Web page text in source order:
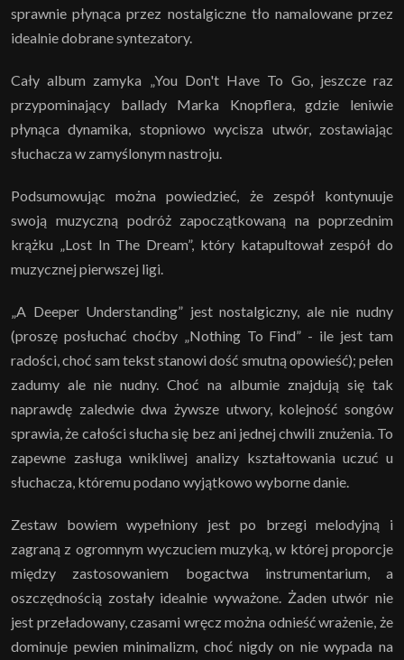
sprawnie płynąca przez nostalgiczne tło namalowane przez
idealnie dobrane syntezatory.
Cały album zamyka „You Don't Have To Go, jeszcze raz
przypominający ballady Marka Knopflera, gdzie leniwie
płynąca dynamika, stopniowo wycisza utwór, zostawiając
słuchacza w zamyślonym nastroju.
Podsumowując można powiedzieć, że zespół kontynuuje
swoją muzyczną podróż zapoczątkowaną na poprzednim
krążku „Lost In The Dream”, który katapultował zespół do
muzycznej pierwszej ligi.
„A Deeper Understanding” jest nostalgiczny, ale nie nudny
(proszę posłuchać choćby „Nothing To Find” - ile jest tam
radości, choć sam tekst stanowi dość smutną opowieść); pełen
zadumy ale nie nudny. Choć na albumie znajdują się tak
naprawdę zaledwie dwa żywsze utwory, kolejność songów
sprawia, że całości słucha się bez ani jednej chwili znużenia. To
zapewne zasługa wnikliwej analizy kształtowania uczuć u
słuchacza, któremu podano wyjątkowo wyborne danie.
Zestaw bowiem wypełniony jest po brzegi melodyjną i
zagraną z ogromnym wyczuciem muzyką, w której proporcje
między zastosowaniem bogactwa instrumentarium, a
oszczędnością zostały idealnie wyważone. Żaden utwór nie
jest przeładowany, czasami wręcz można odnieść wrażenie, że
dominuje pewien minimalizm, choć nigdy on nie wypada na